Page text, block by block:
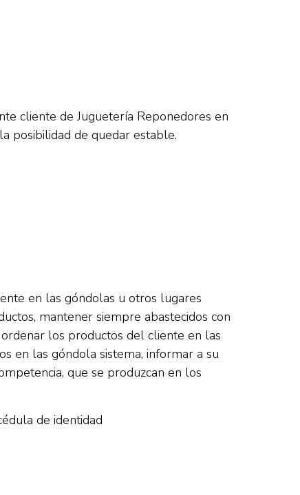
cliente de Juguetería Reponedores en
posibilidad de quedar estable.
en las góndolas u otros lugares
mantener siempre abastecidos con
los productos del cliente en las
en las góndola sistema, informar a su
que se produzcan en los
de identidad